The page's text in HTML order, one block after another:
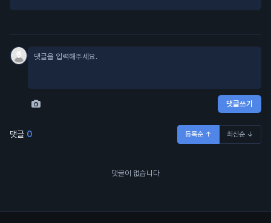
댓글쓰기
댓글 0 등록순 ↑ 최신순 ↓
댓글이 없습니다